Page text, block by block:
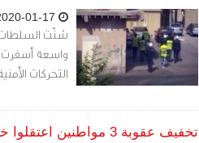
التحركات
تخفيف عقوبة 3 مواطنين اعتقلوا خلال فض اعتصام الدراز